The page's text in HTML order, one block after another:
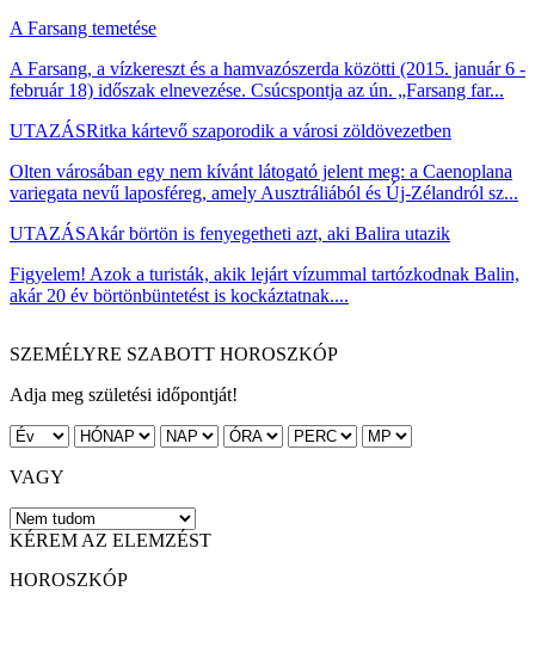
A Farsang temetése
A Farsang, a vízkereszt és a hamvazószerda közötti (2015. január 6 -
február 18) időszak elnevezése. Csúcspontja az ún. „Farsang far...
UTAZÁSRitka kártevő szaporodik a városi zöldövezetben
Olten városában egy nem kívánt látogató jelent meg: a Caenoplana
variegata nevű laposféreg, amely Ausztráliából és Új-Zélandról sz...
UTAZÁSAkár börtön is fenyegetheti azt, aki Balira utazik
Figyelem! Azok a turisták, akik lejárt vízummal tartózkodnak Balin,
akár 20 év börtönbüntetést is kockáztatnak....
SZEMÉLYRE SZABOTT HOROSZKÓP
Adja meg születési időpontját!
VAGY
KÉREM AZ ELEMZÉST
HOROSZKÓP